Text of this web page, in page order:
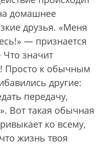
домашнее
друзья. «Меня
— признается
значит
Просто к обычным
другие:
передачу,
Вот такая обычная
ко всему,
жизнь твоя